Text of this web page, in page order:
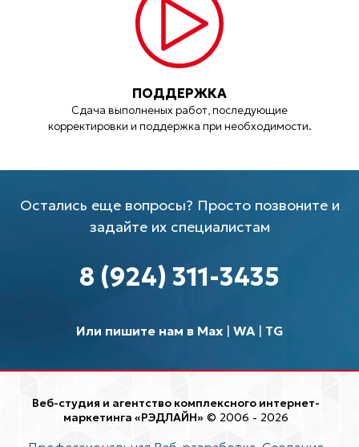
ПОДДЕРЖКА
Сдача выполненых работ, последующие
корректировки и поддержка при необходимости.
Остались еще вопросы? Просто позвоните и
задайте их специалистам
8 (924) 311-3435
Или пишите нам в Max| WA| TG
Веб-студия и агентство комплексного интернет-
маркетинга «РЭДЛАЙН» © 2006 - 2026